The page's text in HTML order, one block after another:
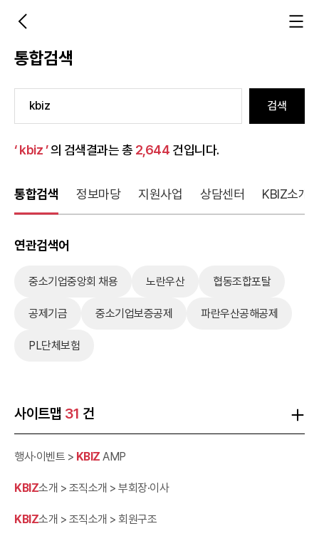
통합검색
검색
‘ kbiz ’의 검색결과는 총 2,644 건입니다.
통합검색 정보마당 지원사업 상담센터 KBIZ소개
연관검색어
중소기업중앙회 채용 노란우산 협동조합포탈
공제기금 중소기업보증공제 파란우산공해공제
PL단체보험
사이트맵 31 건
행사·이벤트 > KBIZ AMP
KBIZ소개 > 조직소개 > 부회장·이사
KBIZ소개 > 조직소개 > 회원구조